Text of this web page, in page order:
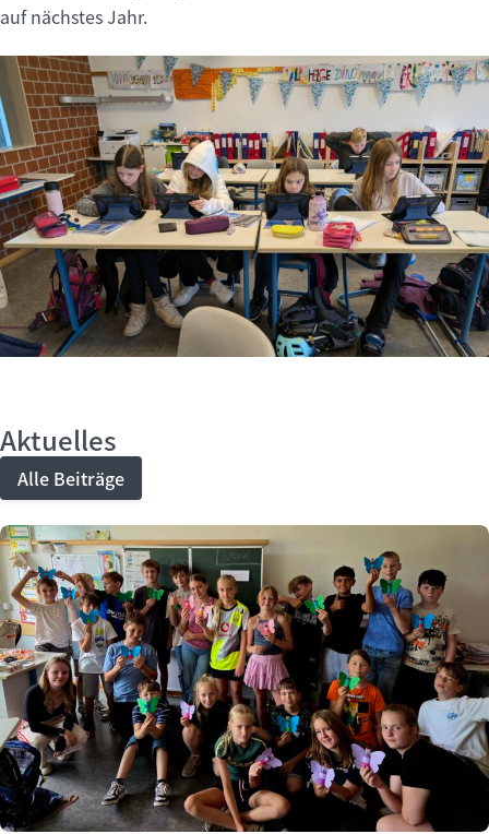
auf nächstes Jahr.
Aktuelles
Alle Beiträge